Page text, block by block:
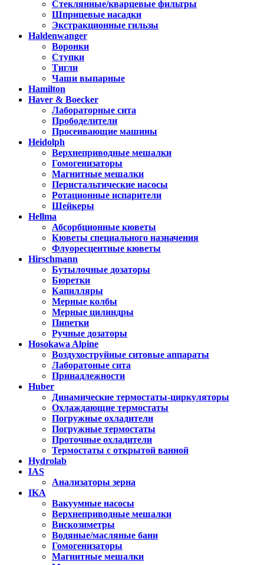
Стеклянные/кварцевые фильтры
Шприцевые насадки
Экстракционные гильзы
Haldenwanger
Воронки
Ступки
Тигли
Чаши выпарные
Hamilton
Haver & Boecker
Лабораторные сита
Прободелители
Просеивающие машины
Heidolph
Верхнеприводные мешалки
Гомогенизаторы
Магнитные мешалки
Перистальтические насосы
Ротационные испарители
Шейкеры
Hellma
Абсорбционные кюветы
Кюветы специального назначения
Флуоресцентные кюветы
Hirschmann
Бутылочные дозаторы
Бюретки
Капилляры
Мерные колбы
Мерные цилиндры
Пипетки
Ручные дозаторы
Hosokawa Alpine
Воздухоструйные ситовые аппараты
Лаборатоные сита
Принадлежности
Huber
Динамические термостаты-циркуляторы
Охлаждающие термостаты
Погружные охладители
Погружные термостаты
Проточные охладители
Термостаты с открытой ванной
Hydrolab
IAS
Анализаторы зерна
IKA
Вакуумные насосы
Верхнеприводные мешалки
Вискозиметры
Водяные/масляные бани
Гомогенизаторы
Магнитные мешалки